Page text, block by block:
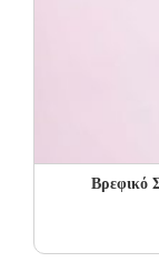
Βρεφικό